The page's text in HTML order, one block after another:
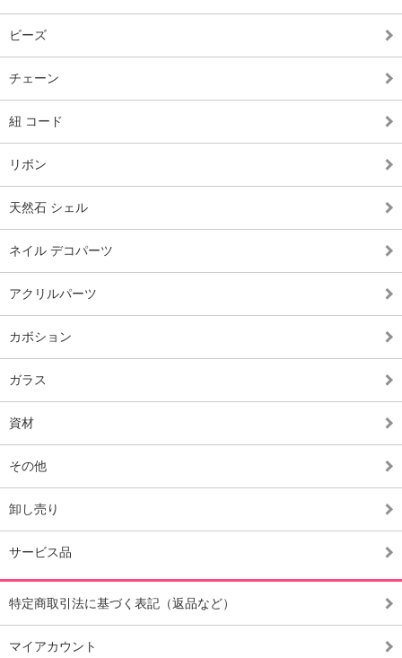
ビーズ
チェーン
紐 コード
リボン
天然石 シェル
ネイル デコパーツ
アクリルパーツ
カボション
ガラス
資材
その他
卸し売り
サービス品
特定商取引法に基づく表記（返品など）
マイアカウント